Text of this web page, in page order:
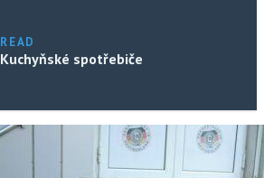
READ
Kuchyňské spotřebiče